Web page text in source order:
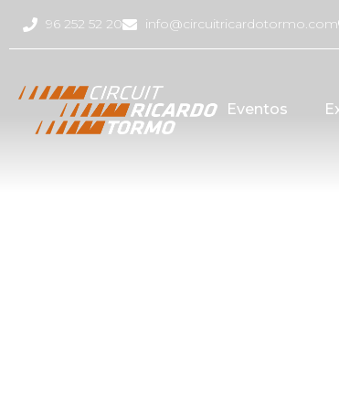
96 252 52 20 info@circuitricardotormo.com
Eventos